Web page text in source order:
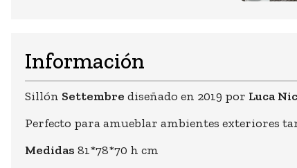
Información
Sillón Settembre diseñado en 2019 por Luca
Perfecto para amueblar ambientes exteriores
Medidas 81*78*70 h cm